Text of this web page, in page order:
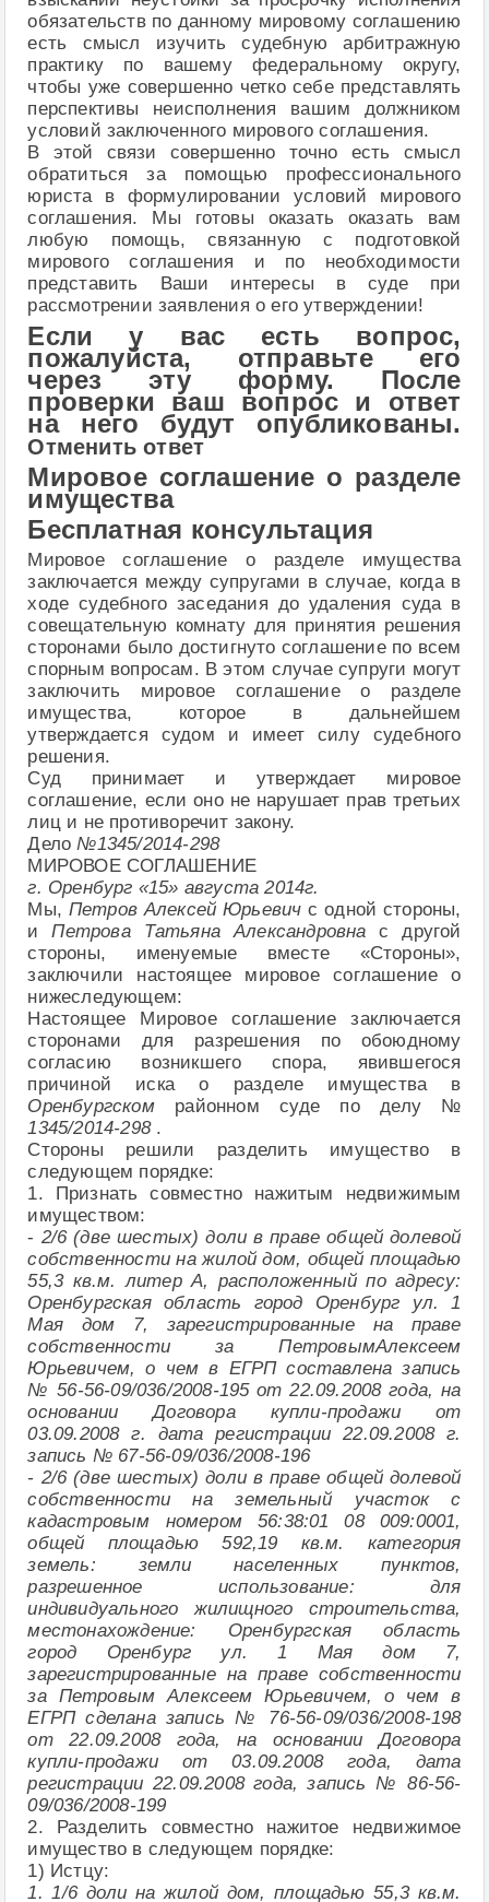
обязательств по данному мировому соглашению
есть смысл изучить судебную арбитражную
практику по вашему федеральному округу,
чтобы уже совершенно четко себе представлять
перспективы неисполнения вашим должником
условий заключенного мирового соглашения.
В этой связи совершенно точно есть смысл
обратиться за помощью профессионального
юриста в формулировании условий мирового
соглашения. Мы готовы оказать оказать вам
любую помощь, связанную с подготовкой
мирового соглашения и по необходимости
представить Ваши интересы в суде при
рассмотрении заявления о его утверждении!
Если у вас есть вопрос,
пожалуйста, отправьте его
через эту форму. После
проверки ваш вопрос и ответ
на него будут опубликованы.
Отменить ответ
Мировое соглашение о разделе
имущества
Бесплатная консультация
Мировое соглашение о разделе имущества
заключается между супругами в случае, когда в
ходе судебного заседания до удаления суда в
совещательную комнату для принятия решения
сторонами было достигнуто соглашение по всем
спорным вопросам. В этом случае супруги могут
заключить мировое соглашение о разделе
имущества, которое в дальнейшем
утверждается судом и имеет силу судебного
решения.
Суд принимает и утверждает мировое
соглашение, если оно не нарушает прав третьих
лиц и не противоречит закону.
Дело №1345/2014-298
МИРОВОЕ СОГЛАШЕНИЕ
г. Оренбург «15» августа 2014г.
Мы, Петров Алексей Юрьевич с одной стороны,
иПетрова Татьяна Александровна с другой
стороны, именуемые вместе «Стороны»,
заключили настоящее мировое соглашение о
нижеследующем:
Настоящее Мировое соглашение заключается
сторонами для разрешения по обоюдному
согласию возникшего спора, явившегося
причиной иска о разделе имущества в
Оренбургскомрайонном суде по делу №
1345/2014-298.
Стороны решили разделить имущество в
следующем порядке:
1. Признать совместно нажитым недвижимым
имуществом:
- 2/6 (две шестых) доли в праве общей долевой
собственности на жилой дом, общей площадью
55,3 кв.м. литер А, расположенный по адресу:
Оренбургская область город Оренбург ул. 1
Мая дом 7, зарегистрированные на праве
собственности за ПетровымАлексеем
Юрьевичем, о чем в ЕГРП составлена запись
№ 56-56-09/036/2008-195 от 22.09.2008 года, на
основании Договора купли-продажи от
03.09.2008 г. дата регистрации 22.09.2008 г.
запись № 67-56-09/036/2008-196
- 2/6 (две шестых) доли в праве общей долевой
собственности на земельный участок с
кадастровым номером 56:38:01 08 009:0001,
общей площадью 592,19 кв.м. категория
земель: земли населенных пунктов,
разрешенное использование: для
индивидуального жилищного строительства,
местонахождение: Оренбургская область
город Оренбург ул. 1 Мая дом 7,
зарегистрированные на праве собственности
за Петровым Алексеем Юрьевичем, о чем в
ЕГРП сделана запись № 76-56-09/036/2008-198
от 22.09.2008 года, на основании Договора
купли-продажи от 03.09.2008 года, дата
регистрации 22.09.2008 года, запись № 86-56-
09/036/2008-199
2. Разделить совместно нажитое недвижимое
имущество в следующем порядке:
1) Истцу:
1. 1/6 доли на жилой дом, площадью 55,3 кв.м.